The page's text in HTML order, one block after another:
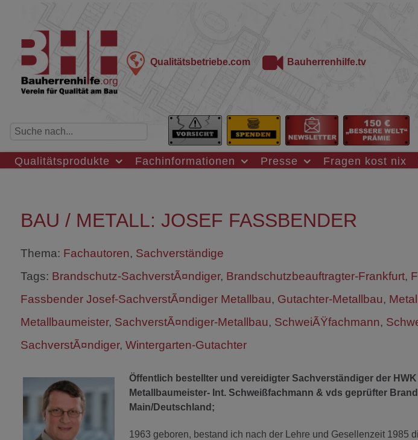
Qualitätsbetriebe.com Bauherrenhilfe.tv
Qualitätsprodukte Fachinformationen Presse Fragen kost nix
BAU / METALL: JOSEF FASSBENDER
Thema: Fachautoren, Sachverständige
Tags: Brandschutz-SachverstÃ¤ndiger, Brandschutzbeauftragter-Frankfurt,
Fassbender Josef-SachverstÃ¤ndiger Metallbau, Gutachter-Metallbau,
Metallbaumeister, SachverstÃ¤ndiger-Metallbau, SchweiÃŸfachmann,
SachverstÃ¤ndiger, Wintergarten-Gutachter
Öffentlich bestellter und vereidigter Sachverständiger der
Metallbaumeister- Int. Schweißfachmann & vds geprüfter
Main/Deutschland;
1963 geboren, bestand ich nach der Lehre und Gesellenzeit 1985